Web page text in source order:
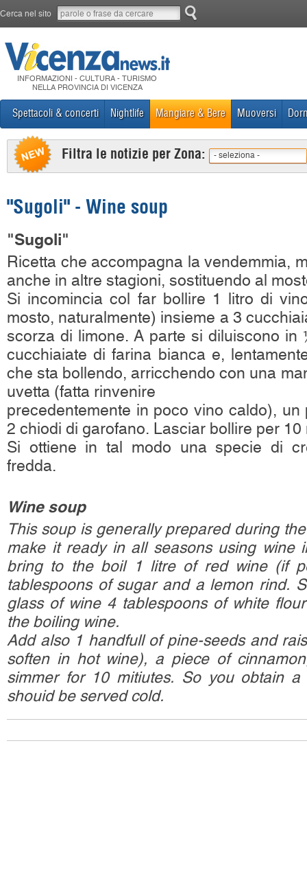
Cerca nel sito
INFORMAZIONI - CULTURA - TURISMO
NELLA PROVINCIA DI VICENZA
Spettacoli & concerti Nightlife Mangiare & Bere Muoversi
Filtra le notizie per Zona: - seleziona -
"Sugoli" - Wine soup
"Sugoli"
Ricetta che accompagna la vendemmia,
anche in altre stagioni, sostituendo al
Si incomincia col far bollire 1 litro di
mosto, naturalmente) insieme a 3
scorza di limone. A parte si diluiscono
cucchiaiate di farina bianca e,
che sta bollendo, arricchendo con una
uvetta (fatta rinvenire
precedentemente in poco vino caldo), un
2 chiodi di garofano. Lasciar bollire per 10
Si ottiene in tal modo una specie di
fredda.
Wine soup
This soup is generally prepared during
make it ready in all seasons using wine
bring to the boil 1 litre of red wine (if
tablespoons of sugar and a lemon rind.
glass of wine 4 tablespoons of white
the boiling wine.
Add also 1 handfull of pine-seeds and
soften in hot wine), a piece of
simmer for 10 mitiutes. So you obtain
shouid be served cold.